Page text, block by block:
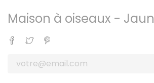
Maison à oiseaux -
Partager
Tweet